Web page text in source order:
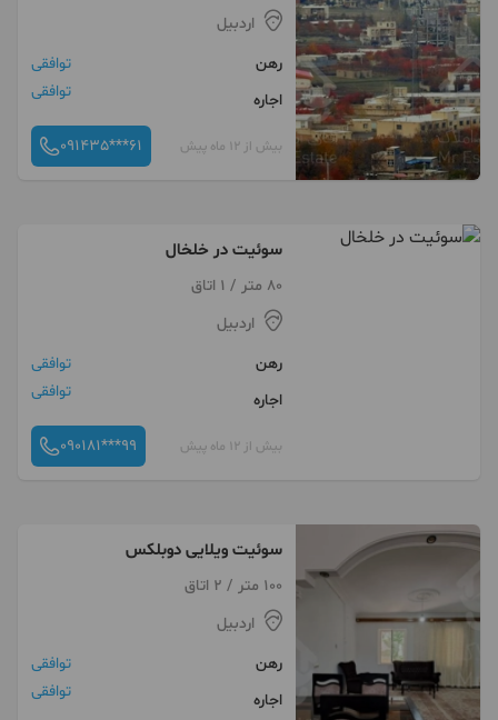
اردبیل
رهن
توافقی
اجاره
توافقی
بیش از 12 ماه پیش 091435***61
سوئیت در خلخال
80 متر / 1 اتاق
اردبیل
رهن
توافقی
اجاره
توافقی
بیش از 12 ماه پیش 090181***99
سوئیت ویلایی دوبلکس
100 متر / 2 اتاق
اردبیل
رهن
توافقی
اجاره
توافقی